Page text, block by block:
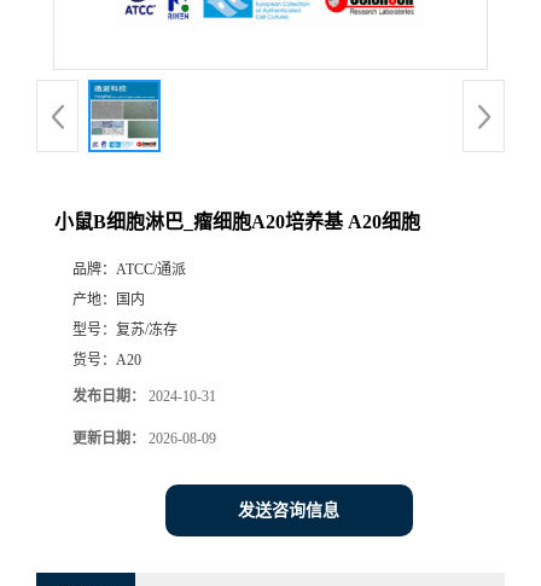
小鼠B细胞淋巴_瘤细胞A20培养基 A20细胞
品牌： ATCC/通派
产地：
国内
型号： 复苏/冻存
货号： A20
发布日期： 2024-10-31
更新日期： 2026-08-09
发送咨询信息